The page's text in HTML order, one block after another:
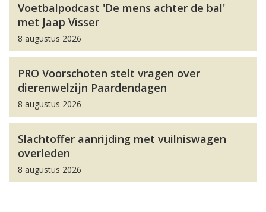
Voetbalpodcast 'De mens achter de bal'
met Jaap Visser
8 augustus 2026
PRO Voorschoten stelt vragen over
dierenwelzijn Paardendagen
8 augustus 2026
Slachtoffer aanrijding met vuilniswagen
overleden
8 augustus 2026